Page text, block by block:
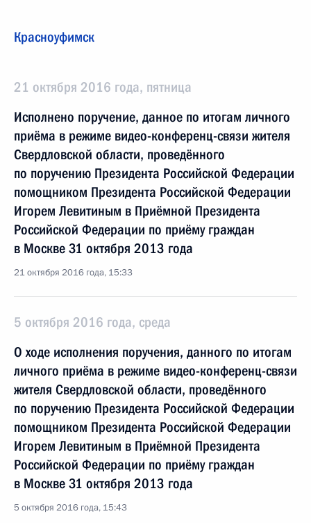
Красноуфимск
21 октября 2016 года, пятница
Исполнено поручение, данное по итогам личного
приёма в режиме видео-конференц-связи жителя
Свердловской области, проведённого
по поручению Президента Российской Федерации
помощником Президента Российской Федерации
Игорем Левитиным в Приёмной Президента
Российской Федерации по приёму граждан
в Москве 31 октября 2013 года
21 октября 2016 года, 15:33
5 октября 2016 года, среда
О ходе исполнения поручения, данного по итогам
личного приёма в режиме видео-конференц-связи
жителя Свердловской области, проведённого
по поручению Президента Российской Федерации
помощником Президента Российской Федерации
Игорем Левитиным в Приёмной Президента
Российской Федерации по приёму граждан
в Москве 31 октября 2013 года
5 октября 2016 года, 15:43